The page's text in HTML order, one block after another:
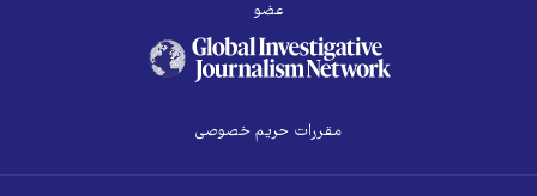
عضو
مقررات حریم خصوصی